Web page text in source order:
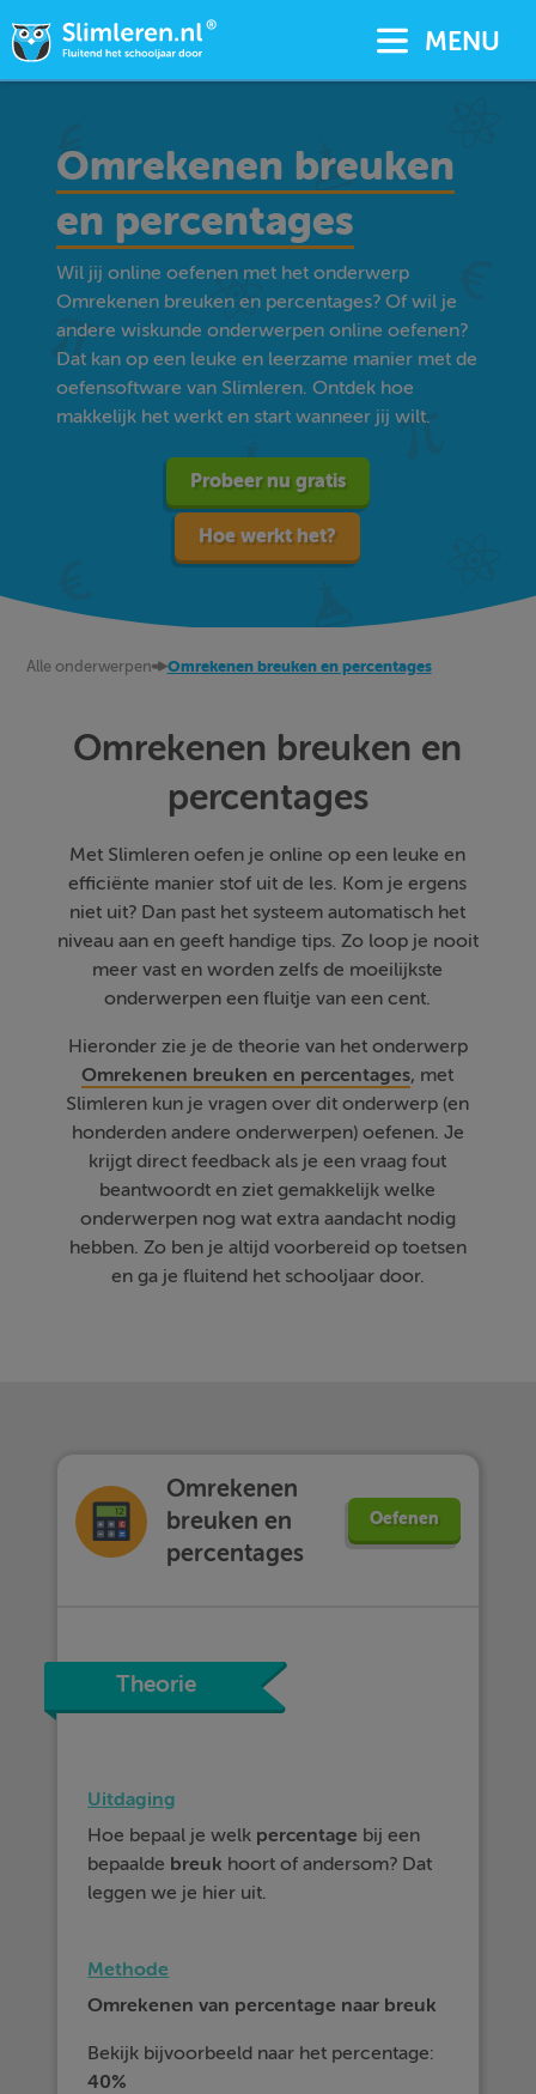
MENU
Omrekenen breuken
en percentages
Wil jij online oefenen met het onderwerp
Omrekenen breuken en percentages? Of wil je
andere wiskunde onderwerpen online oefenen?
Dat kan op een leuke en leerzame manier met de
oefensoftware van Slimleren. Ontdek hoe
makkelijk het werkt en start wanneer jij wilt.
Probeer nu gratis
Hoe werkt het?
Alle onderwerpen Omrekenen breuken en percentages
Omrekenen breuken en
percentages
Met Slimleren oefen je online op een leuke en
efficiënte manier stof uit de les. Kom je ergens
niet uit? Dan past het systeem automatisch het
niveau aan en geeft handige tips. Zo loop je nooit
meer vast en worden zelfs de moeilijkste
onderwerpen een fluitje van een cent.
Hieronder zie je de theorie van het onderwerp
Omrekenen breuken en percentages, met
Slimleren kun je vragen over dit onderwerp (en
honderden andere onderwerpen) oefenen. Je
krijgt direct feedback als je een vraag fout
beantwoordt en ziet gemakkelijk welke
onderwerpen nog wat extra aandacht nodig
hebben. Zo ben je altijd voorbereid op toetsen
en ga je fluitend het schooljaar door.
Omrekenen
breuken en
percentages
Oefenen
Theorie
Uitdaging
Hoe bepaal je welk percentage bij een
bepaalde breuk hoort of andersom? Dat
leggen we je hier uit.
Methode
Omrekenen van percentage naar breuk
Bekijk bijvoorbeeld naar het percentage:
40%